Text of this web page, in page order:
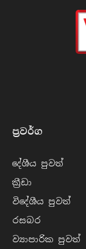
ප්‍රවර්​ග
දේශීය පුව​ත්
ක්‍රී​ඩා
විදේශීය පුව​ත්
රසබ​ර
ව්‍යාපාරික පුව​ත්